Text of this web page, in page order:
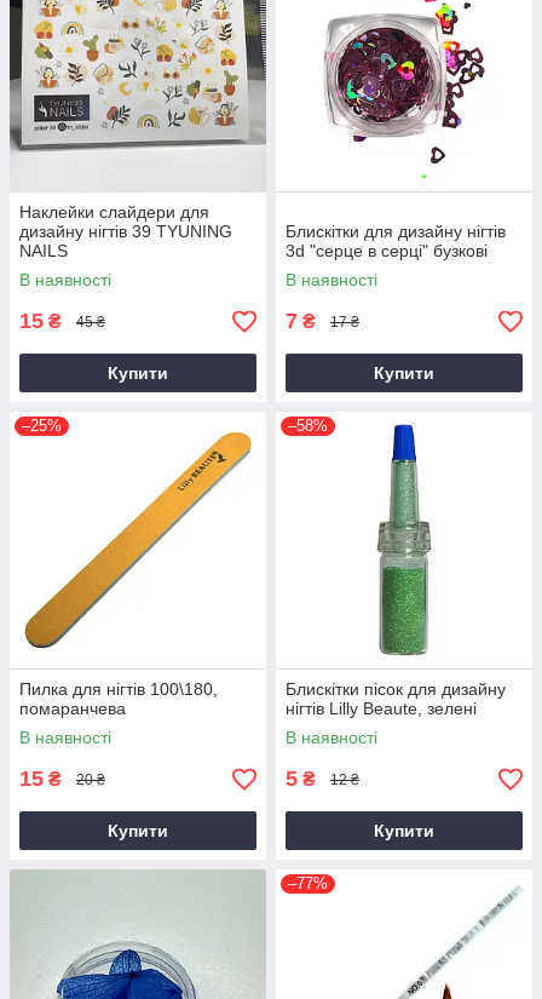
Наклейки слайдери для
дизайну нігтів 39 TYUNING
NAILS
В наявності
15 ₴ 45 ₴
Купити
Блискітки для дизайну нігтів
3d "серце в серці" бузкові
В наявності
7 ₴ 17 ₴
Купити
–25%
Пилка для нігтів 100\180,
помаранчева
В наявності
15 ₴ 20 ₴
Купити
–58%
Блискітки пісок для дизайну
нігтів Lilly Beaute, зелені
В наявності
5 ₴ 12 ₴
Купити
–77%